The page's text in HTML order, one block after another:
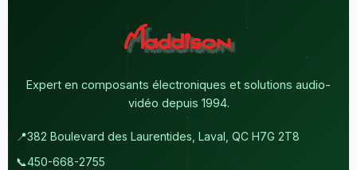
Expert en composants électroniques et solutions audio-
vidéo depuis 1994.
📍382 Boulevard des Laurentides, Laval, QC H7G 2T8
📞450-668-2755